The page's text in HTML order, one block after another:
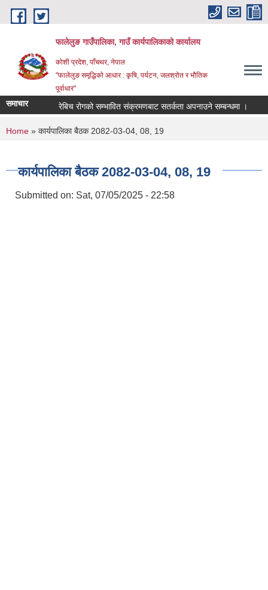
Skip to main content
फालेलुङ गाउँपालिका, गाउँ कार्यपालिकाको कार्यालय
कोशी प्रदेश, पाँचथर, नेपाल
"फालेलुङ समृद्धिको आधार : कृषि, पर्यटन, जलश्रोत र भौतिक
पूर्वाधार"
समाचार रेबिच रोगको सम्भावित संक्रमणबाट सतर्कता अपनाउने सम्बन्धमा ।
You are here
Home » कार्यपालिका बैठक 2082-03-04, 08, 19
कार्यपालिका बैठक 2082-03-04, 08, 19
Submitted on: Sat, 07/05/2025 - 22:58